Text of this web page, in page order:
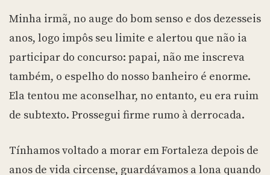
Minha irmã, no auge do bom senso e dos dezesseis
anos, logo impôs seu limite e alertou que não ia
participar do concurso: papai, não me inscreva
também, o espelho do nosso banheiro é enorme.
Ela tentou me aconselhar, no entanto, eu era ruim
de subtexto. Prossegui firme rumo à derrocada.
Tínhamos voltado a morar em Fortaleza depois de
anos de vida circense, guardávamos a lona quando